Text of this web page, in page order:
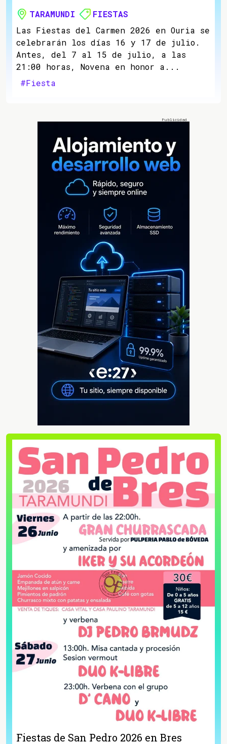
TARAMUNDI
FIESTAS
Las Fiestas del Carmen 2026 en Ouria se
celebrarán los días 16 y 17 de julio.
Antes, del 7 al 15 de julio, a las
21:00 horas, Novena en honor a...
#Fiesta
Fiestas de San Pedro 2026 en Bres